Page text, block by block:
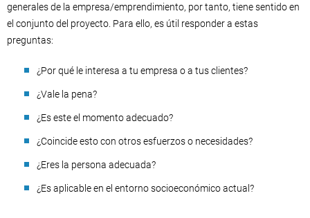
generales de la empresa/emprendimiento, por tanto, tiene sentido en
el conjunto del proyecto. Para ello, es útil responder a estas
preguntas:
¿Por qué le interesa a tu empresa o a tus clientes?
¿Vale la pena?
¿Es este el momento adecuado?
¿Coincide esto con otros esfuerzos o necesidades?
¿Eres la persona adecuada?
¿Es aplicable en el entorno socioeconómico actual?